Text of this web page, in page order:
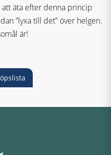
äta efter denna princip
”lyxa till det” över helgen.
är!